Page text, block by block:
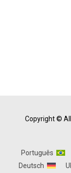
Copyright ©
Português
Deutsch